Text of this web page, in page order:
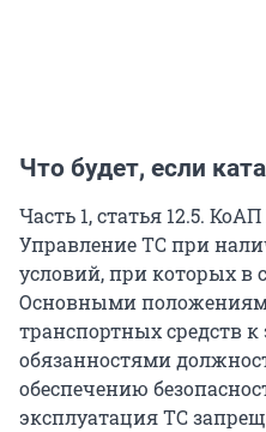
Что будет, если
Часть 1, статья 12.5.
Управление ТС при
условий, при которых в
Основными
транспортных средств
обязанностями
обеспечению
эксплуатация ТС